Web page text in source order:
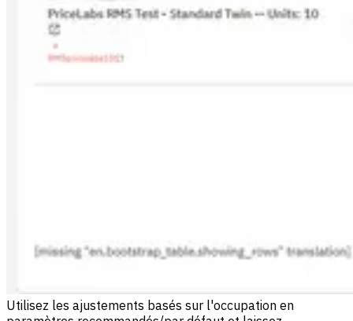
Utilisez les ajustements basés sur l'occupation en